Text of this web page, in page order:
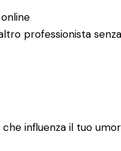
professionista
influenza il tuo